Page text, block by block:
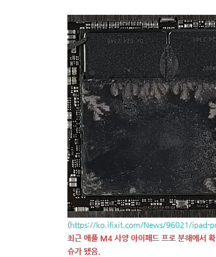
(https://ko.ifixit.com/News/96021/ipad-
최근 애플 M4 사양 아이패드 프로 분해에서
슈가 됐음.